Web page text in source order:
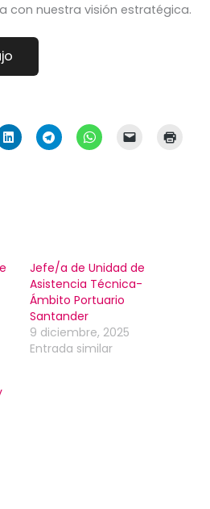
con nuestra visión estratégica.
Jefe/a de Unidad de
Asistencia Técnica-
Ámbito Portuario
Santander
9 diciembre, 2025
Entrada similar